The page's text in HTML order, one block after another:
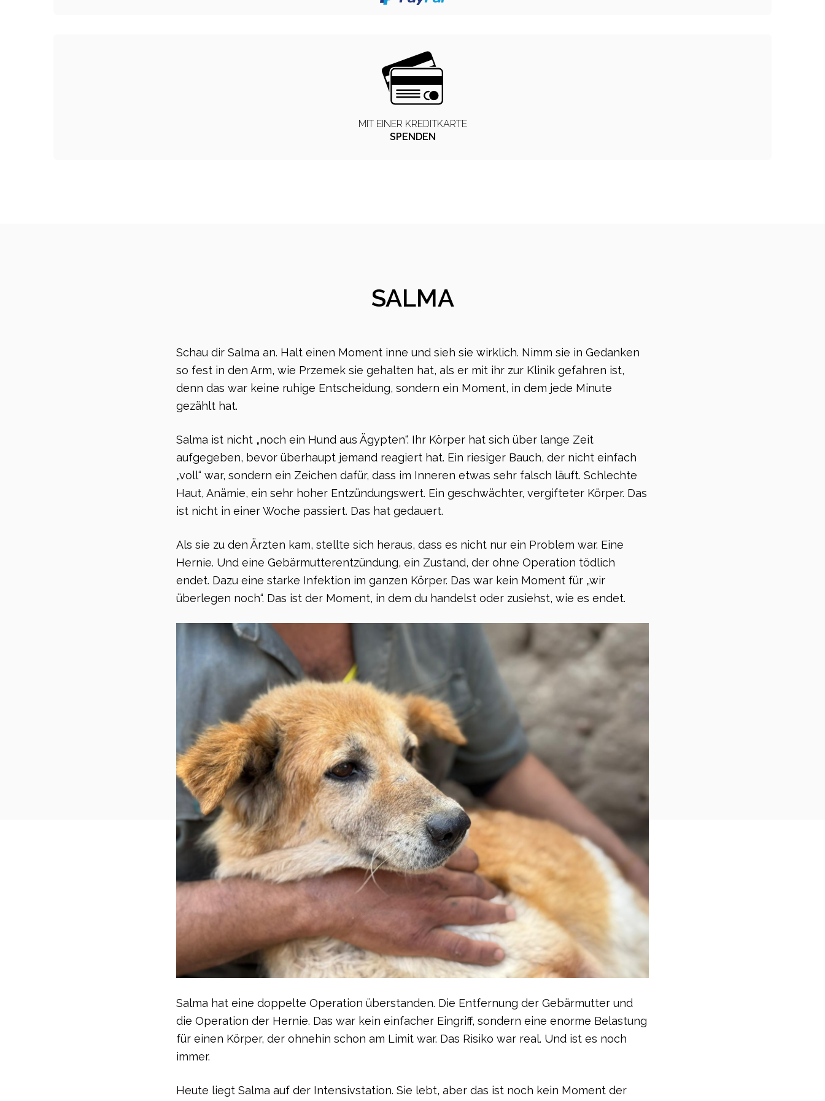
MIT EINER KREDITKARTE
SPENDEN
SALMA
Schau dir Salma an. Halt einen Moment inne und sieh sie wirklich. Nimm sie in Gedanken
so fest in den Arm, wie Przemek sie gehalten hat, als er mit ihr zur Klinik gefahren ist,
denn das war keine ruhige Entscheidung, sondern ein Moment, in dem jede Minute
gezählt hat.
Salma ist nicht „noch ein Hund aus Ägypten“. Ihr Körper hat sich über lange Zeit
aufgegeben, bevor überhaupt jemand reagiert hat. Ein riesiger Bauch, der nicht einfach
„voll“ war, sondern ein Zeichen dafür, dass im Inneren etwas sehr falsch läuft. Schlechte
Haut, Anämie, ein sehr hoher Entzündungswert. Ein geschwächter, vergifteter Körper. Das
ist nicht in einer Woche passiert. Das hat gedauert.
Als sie zu den Ärzten kam, stellte sich heraus, dass es nicht nur ein Problem war. Eine
Hernie. Und eine Gebärmutterentzündung, ein Zustand, der ohne Operation tödlich
endet. Dazu eine starke Infektion im ganzen Körper. Das war kein Moment für „wir
überlegen noch“. Das ist der Moment, in dem du handelst oder zusiehst, wie es endet.
Salma hat eine doppelte Operation überstanden. Die Entfernung der Gebärmutter und
die Operation der Hernie. Das war kein einfacher Eingriff, sondern eine enorme Belastung
für einen Körper, der ohnehin schon am Limit war. Das Risiko war real. Und ist es noch
immer.
Heute liegt Salma auf der Intensivstation. Sie lebt, aber das ist noch kein Moment der